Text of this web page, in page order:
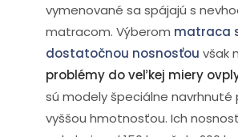
vymenované sa spájajú s
matracom. Výberom matraca
dostatočnou nosnosťou však
problémy do veľkej miery
sú modely špeciálne navrhnuté
vyššou hmotnosťou. Ich